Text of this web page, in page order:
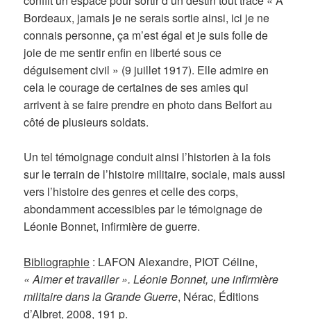
Bordeaux, jamais je ne serais sortie ainsi, ici je ne
connais personne, ça m’est égal et je suis folle de
joie de me sentir enfin en liberté sous ce
déguisement civil » (9 juillet 1917). Elle admire en
cela le courage de certaines de ses amies qui
arrivent à se faire prendre en photo dans Belfort au
côté de plusieurs soldats.
Un tel témoignage conduit ainsi l’historien à la fois
sur le terrain de l’histoire militaire, sociale, mais aussi
vers l’histoire des genres et celle des corps,
abondamment accessibles par le témoignage de
Léonie Bonnet, infirmière de guerre.
Bibliographie : LAFON Alexandre, PIOT Céline,
« Aimer et travailler ». Léonie Bonnet, une infirmière
militaire dans la Grande Guerre, Nérac, Éditions
d’Albret, 2008, 191 p.